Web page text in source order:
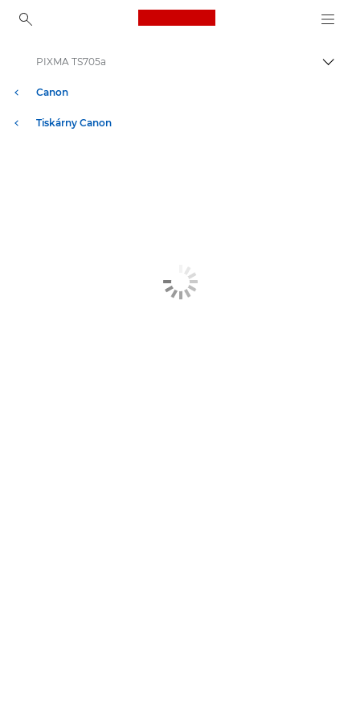
Canon Logo, back to
Canon
Tiskárny Canon
PIXMA TS705a